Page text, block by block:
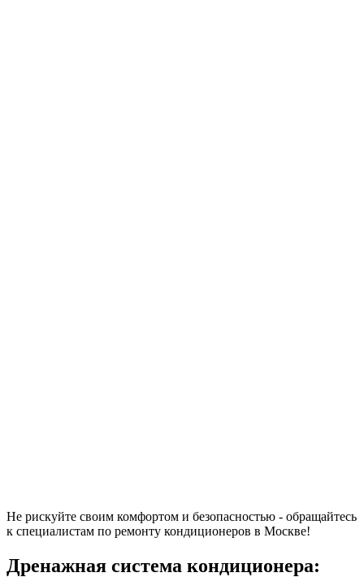
Не рискуйте своим комфортом и безопасностью - обращайтесь
к специалистам по ремонту кондиционеров в Москве!
Дренажная система кондиционера: